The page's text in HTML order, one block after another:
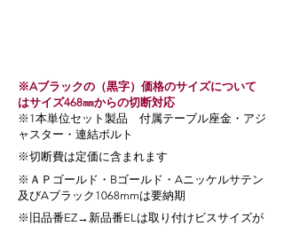
※Aブラックの（黒字）価格のサイズについて
はサイズ468㎜からの切断対応
​※1本単位セット製品 付属テーブル座金・アジ
ャスター・連結ボルト
​※切断費は定価に含まれます
※ＡＰゴールド・Bゴールド・Aニッケルサテン
及びAブラック1068mmは要納期
​※旧品番EZ→新品番ELは取り付けビスサイズが